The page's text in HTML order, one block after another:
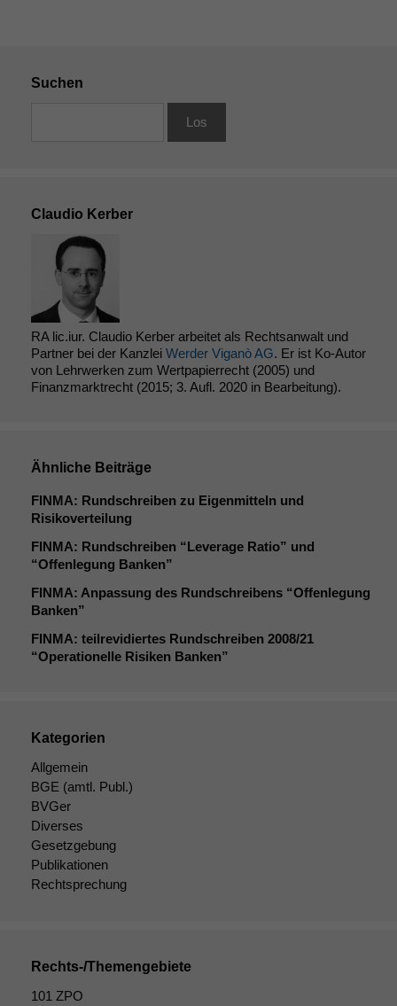
Suchen
Claudio Kerber
RA lic.iur. Claudio Kerber arbeitet als Rechtsanwalt und
Partner bei der Kanzlei Werder Viganò AG. Er ist Ko-Autor
von Lehrwerken zum Wertpapierrecht (2005) und
Finanzmarktrecht (2015; 3. Aufl. 2020 in Bearbeitung).
Ähnliche Beiträge
FINMA: Rundschreiben zu Eigenmitteln und
Risikoverteilung
FINMA: Rundschreiben “Leverage Ratio” und
“Offenlegung Banken”
FINMA: Anpassung des Rundschreibens “Offenlegung
Banken”
FINMA: teilrevidiertes Rundschreiben 2008/21
“Operationelle Risiken Banken”
Kategorien
Allgemein
BGE (amtl. Publ.)
BVGer
Diverses
Gesetzgebung
Publikationen
Rechtsprechung
Rechts-/Themengebiete
101 ZPO